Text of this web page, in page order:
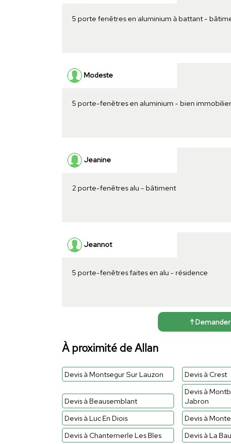
5 porte fenêtres en aluminium à battant -
Modeste
5 porte-fenêtres en aluminium - bien immobilier
Jeanine
2 porte-fenêtres alu - bâtiment
Jeannot
5 porte-fenêtres faites en alu - résidence
↑
À proximité de Allan
Devis à Montsegur Sur Lauzon Devis à Crest
Devis à Beausemblant
Devis à
Jabron
Devis à Luc En Diois
Devis à
Devis à Chantemerle Les Bles
Devis à La